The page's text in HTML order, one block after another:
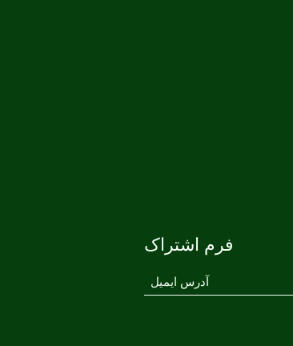
فرم اشتراک